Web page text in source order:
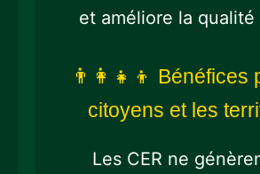
et améliore la qualité
👨‍👩‍👧‍👦 Bénéfices
citoyens et les
Les CER ne